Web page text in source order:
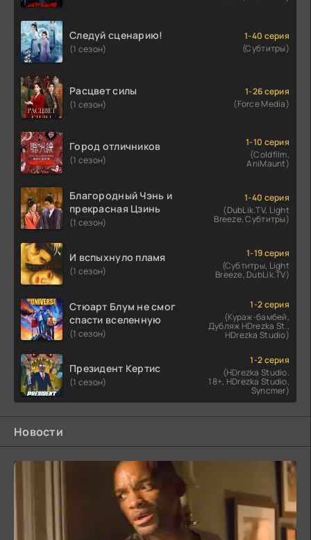
Следуй сценарию!
(1 сезон)
1-40 серия
(Субтитры)
Расцвет силы
(1 сезон)
1-26 серия
(Force Media)
Город отличников
(1 сезон)
1-10 серия
(Coldfilm,
AniMaunt)
Благородный Чэнь и
прекрасная Цзинь
(1 сезон)
1-40 серия
(DubLik.TV, Light
Breeze, Субтитры)
И вспыхнуло пламя
(1 сезон)
1-19 серия
(Субтитры, Light
Breeze, DubLik.TV)
Стюарт Блум не смог
спасти вселенную
(1 сезон)
1-2 серия
(Кураж-бамбей,
Дубляж HDrezka St.,
HDrezka Studio)
Президент Кертис
(1 сезон)
1-2 серия
(HDrezka Studio.
18+, HDrezka Studio,
Syncmer)
Новости